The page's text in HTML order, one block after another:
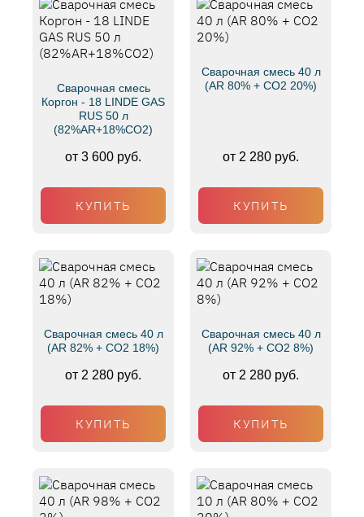
Сварочная смесь
Коргон - 18 LINDE GAS
RUS 50 л
(82%AR+18%CO2)
от 3 600 руб.
КУПИТЬ
Сварочная смесь 40 л
(AR 80% + CO2 20%)
от 2 280 руб.
КУПИТЬ
Сварочная смесь 40 л
(AR 82% + CO2 18%)
от 2 280 руб.
КУПИТЬ
Сварочная смесь 40 л
(AR 92% + CO2 8%)
от 2 280 руб.
КУПИТЬ